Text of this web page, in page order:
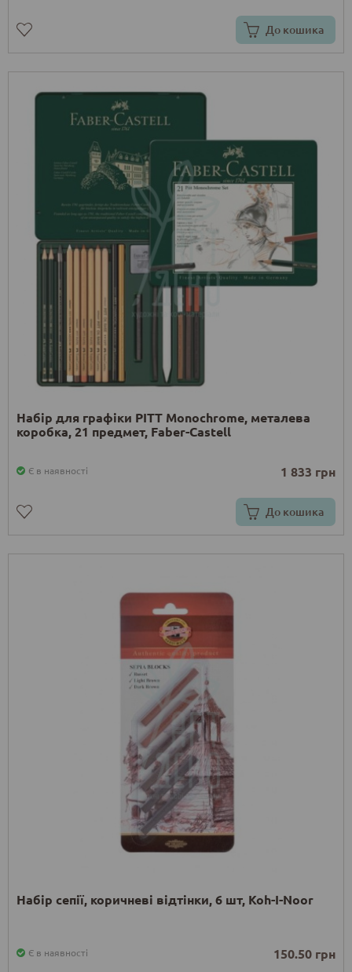
До кошика
Набір для графіки PITT Monochrome, металева
коробка, 21 предмет, Faber-Castell
Є в наявності 1 833 грн
До кошика
Набір сепії, коричневі відтінки, 6 шт, Koh-I-Noor
Є в наявності 150.50 грн